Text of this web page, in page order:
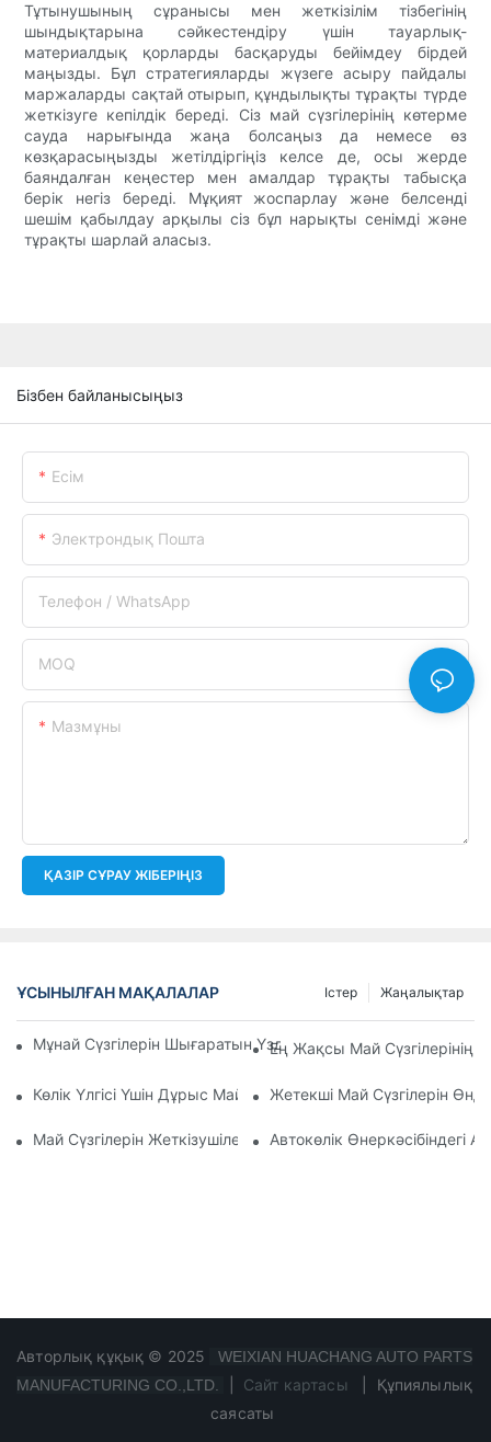
Тұтынушының сұранысы мен жеткізілім тізбегінің
шындықтарына сәйкестендіру үшін тауарлық-
материалдық қорларды басқаруды бейімдеу бірдей
маңызды. Бұл стратегияларды жүзеге асыру пайдалы
маржаларды сақтай отырып, құндылықты тұрақты түрде
жеткізуге кепілдік береді. Сіз май сүзгілерінің көтерме
сауда нарығында жаңа болсаңыз да немесе өз
көзқарасыңызды жетілдіргіңіз келсе де, осы жерде
баяндалған кеңестер мен амалдар тұрақты табысқа
берік негіз береді. Мұқият жоспарлау және белсенді
шешім қабылдау арқылы сіз бұл нарықты сенімді және
тұрақты шарлай аласыз.
Бізбен байланысыңыз
Есім
Электрондық Пошта
Телефон / WhatsApp
MOQ
Мазмұны
ҚАЗІР СҰРАУ ЖІБЕРІҢІЗ
ҰСЫНЫЛҒАН МАҚАЛАЛАР Жаңалықтар
Істер
Мұнай Сүзгілерін Шығаратын Үздік Компаниялар: Жан-
Ең Жақсы Май Сүзгілерінің
Көлік Үлгісі Үшін Дұрыс Май Сүзгісін Таңдау: Негізгі Ойлар
Жетекші Май Сүзгілерін
Май Сүзгілерін Жеткізушілер: Бизнесіңіз Үшін Сапалы
Автокөлік Өнеркәсібіндегі
Авторлық құқық © 2025
WEIXIAN HUACHANG AUTO PARTS
MANUFACTURING CO.,LTD.
Сайт картасы
Құпиялылық
саясаты